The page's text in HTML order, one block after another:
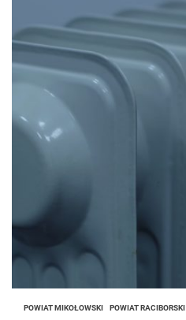
POWIAT MIKOŁOWSKI POWIAT RACIBORSKI